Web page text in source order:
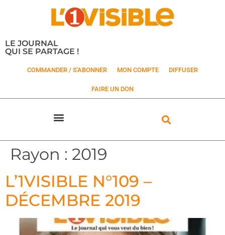
LE JOURNAL
QUI SE PARTAGE !
COMMANDER / S'ABONNER MON COMPTE DIFFUSER
FAIRE UN DON
Rayon : 2019
L’1VISIBLE N°109 –
DÉCEMBRE 2019